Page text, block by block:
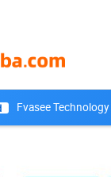
Fvasee